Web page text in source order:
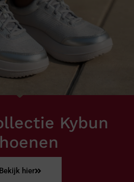
Kybun
Bekijk hier